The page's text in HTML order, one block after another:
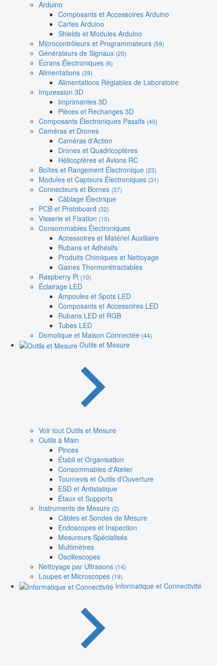
Arduino
Composants et Accessoires Arduino
Cartes Arduino
Shields et Modules Arduino
Microcontrôleurs et Programmateurs (59)
Générateurs de Signaux (20)
Écrans Électroniques (6)
Alimentations (39)
Alimentations Réglables de Laboratoire
Impression 3D
Imprimantes 3D
Pièces et Rechanges 3D
Composants Électroniques Passifs (40)
Caméras et Drones
Caméras d'Action
Drones et Quadricoptères
Hélicoptères et Avions RC
Boîtes et Rangement Électronique (23)
Modules et Capteurs Électroniques (31)
Connecteurs et Bornes (37)
Câblage Électrique
PCB et Protoboard (32)
Visserie et Fixation (10)
Consommables Électroniques
Accessoires et Matériel Auxiliaire
Rubans et Adhésifs
Produits Chimiques et Nettoyage
Gaines Thermorétractables
Raspberry Pi (10)
Éclairage LED
Ampoules et Spots LED
Composants et Accessoires LED
Rubans LED et RGB
Tubes LED
Domotique et Maison Connectée (44)
Outils et Mesure
Voir tout Outils et Mesure
Outils à Main
Pinces
Établi et Organisation
Consommables d'Atelier
Tournevis et Outils d'Ouverture
ESD et Antistatique
Étaux et Supports
Instruments de Mesure (2)
Câbles et Sondes de Mesure
Endoscopes et Inspection
Mesureurs Spécialisés
Multimètres
Oscilloscopes
Nettoyage par Ultrasons (14)
Loupes et Microscopes (19)
Informatique et Connectivité